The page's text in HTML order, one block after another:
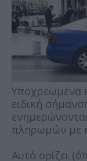
Υποχρεωμένα
ειδική
πληρωμών με
Αυτό ορίζει